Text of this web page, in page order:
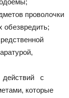
проволочки
обезвредить;
действий с
которые